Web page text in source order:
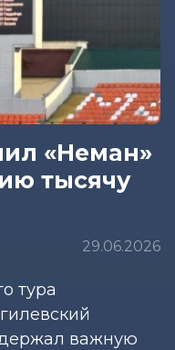
«Неман»
тысячу
29.06.2026
тура
важную